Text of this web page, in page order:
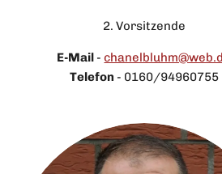
2. Vorsitzende
E-Mail -
Telefon - 0160/94960755